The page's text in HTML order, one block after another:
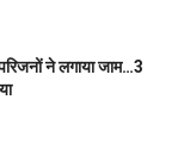
ने लगाया जाम…3